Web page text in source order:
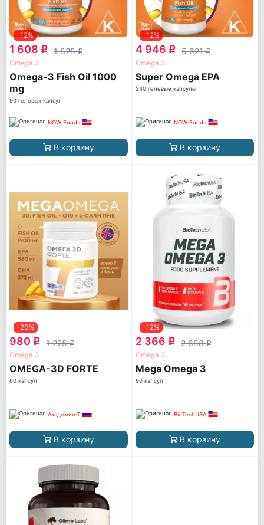
-12%
1 608 q 1 828q
Omega 3
Omega-3 Fish Oil 1000
mg
90 гелевых капсул
NOW Foods
В корзину
-12%
4 946 q 5 621q
Omega 3
Super Omega EPA
240 гелевые капсулы
NOW Foods
В корзину
-20%
980 q 1 225q
Omega 3
OMEGA-3D FORTE
60 капсул
Академия-Т
В корзину
-12%
2 366 q 2 688q
Omega 3
Mega Omega 3
90 капсул
BioTechUSA
В корзину